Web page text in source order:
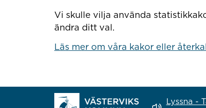
Vi skulle vilja använda
ändra ditt val.
Läs mer om våra kakor eller
Lyssna -